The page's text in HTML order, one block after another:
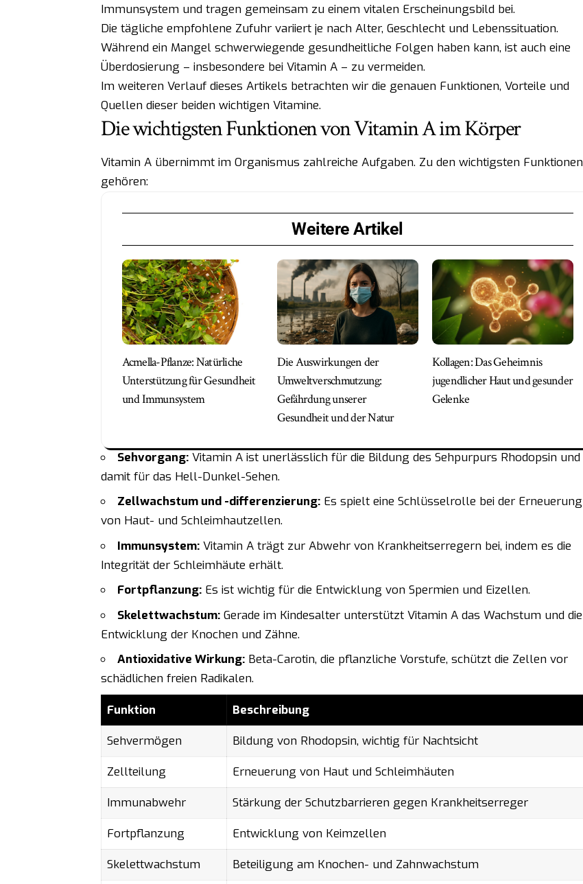
Immunsystem und tragen gemeinsam zu einem vitalen Erscheinungsbild bei.
Die tägliche empfohlene Zufuhr variiert je nach Alter, Geschlecht und Lebenssituation.
Während ein Mangel schwerwiegende gesundheitliche Folgen haben kann, ist auch eine
Überdosierung – insbesondere bei Vitamin A – zu vermeiden.
Im weiteren Verlauf dieses Artikels betrachten wir die genauen Funktionen, Vorteile und
Quellen dieser beiden wichtigen Vitamine.
Die wichtigsten Funktionen von Vitamin A im Körper
Vitamin A übernimmt im Organismus zahlreiche Aufgaben. Zu den wichtigsten Funktionen
gehören:
Weitere Artikel
Acmella-Pflanze: Natürliche
Unterstützung für Gesundheit
und Immunsystem
Die Auswirkungen der
Umweltverschmutzung:
Gefährdung unserer
Gesundheit und der Natur
Kollagen: Das Geheimnis
jugendlicher Haut und gesunder
Gelenke
Sehvorgang:Vitamin A ist unerlässlich für die Bildung des Sehpurpurs Rhodopsin und
damit für das Hell-Dunkel-Sehen.
Zellwachstum und -differenzierung:Es spielt eine Schlüsselrolle bei der Erneuerung
von Haut- und Schleimhautzellen.
Immunsystem:Vitamin A trägt zur Abwehr von Krankheitserregern bei, indem es die
Integrität der Schleimhäute erhält.
Fortpflanzung:Es ist wichtig für die Entwicklung von Spermien und Eizellen.
Skelettwachstum:Gerade im Kindesalter unterstützt Vitamin A das Wachstum und die
Entwicklung der Knochen und Zähne.
Antioxidative Wirkung:Beta-Carotin, die pflanzliche Vorstufe, schützt die Zellen vor
schädlichen freien Radikalen.
Funktion
Beschreibung
Sehvermögen
Bildung von Rhodopsin, wichtig für Nachtsicht
Zellteilung
Erneuerung von Haut und Schleimhäuten
Immunabwehr
Stärkung der Schutzbarrieren gegen Krankheitserreger
Fortpflanzung
Entwicklung von Keimzellen
Skelettwachstum
Beteiligung am Knochen- und Zahnwachstum